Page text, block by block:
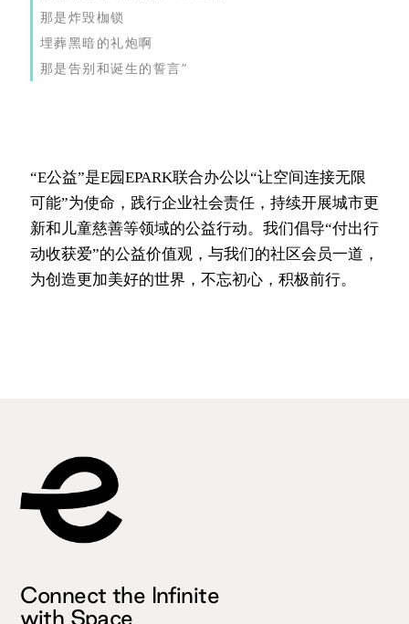
那是炸毁枷锁
埋葬黑暗的礼炮啊
那是告别和诞生的誓言”
“E公益”是E园EPARK联合办公以“让空间连接无限
可能”为使命，践行企业社会责任，持续开展城市更
新和儿童慈善等领域的公益行动。我们倡导“付出行
动收获爱”的公益价值观，与我们的社区会员一道，
为创造更加美好的世界，不忘初心，积极前行。
Connect the Infinite
with Space